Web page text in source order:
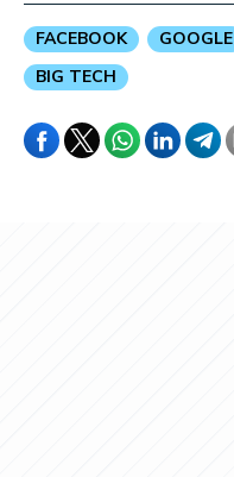
FACEBOOK GOOGLE
BIG TECH